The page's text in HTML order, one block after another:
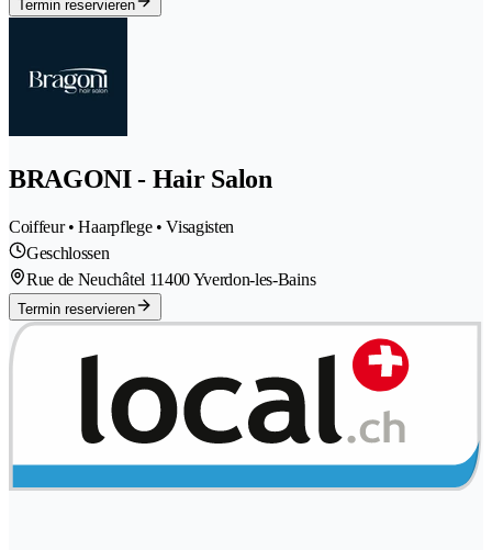
Termin reservieren
BRAGONI - Hair Salon
Coiffeur • Haarpflege • Visagisten
Geschlossen
Rue de Neuchâtel 11400 Yverdon-les-Bains
Termin reservieren